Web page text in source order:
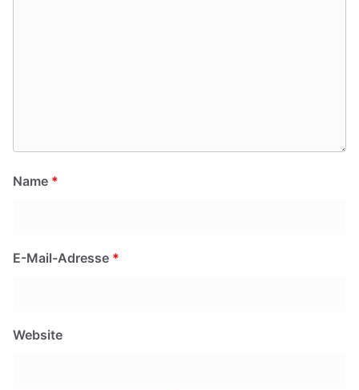
Name *
E-Mail-Adresse *
Website